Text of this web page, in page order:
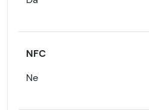
NFC
Ne